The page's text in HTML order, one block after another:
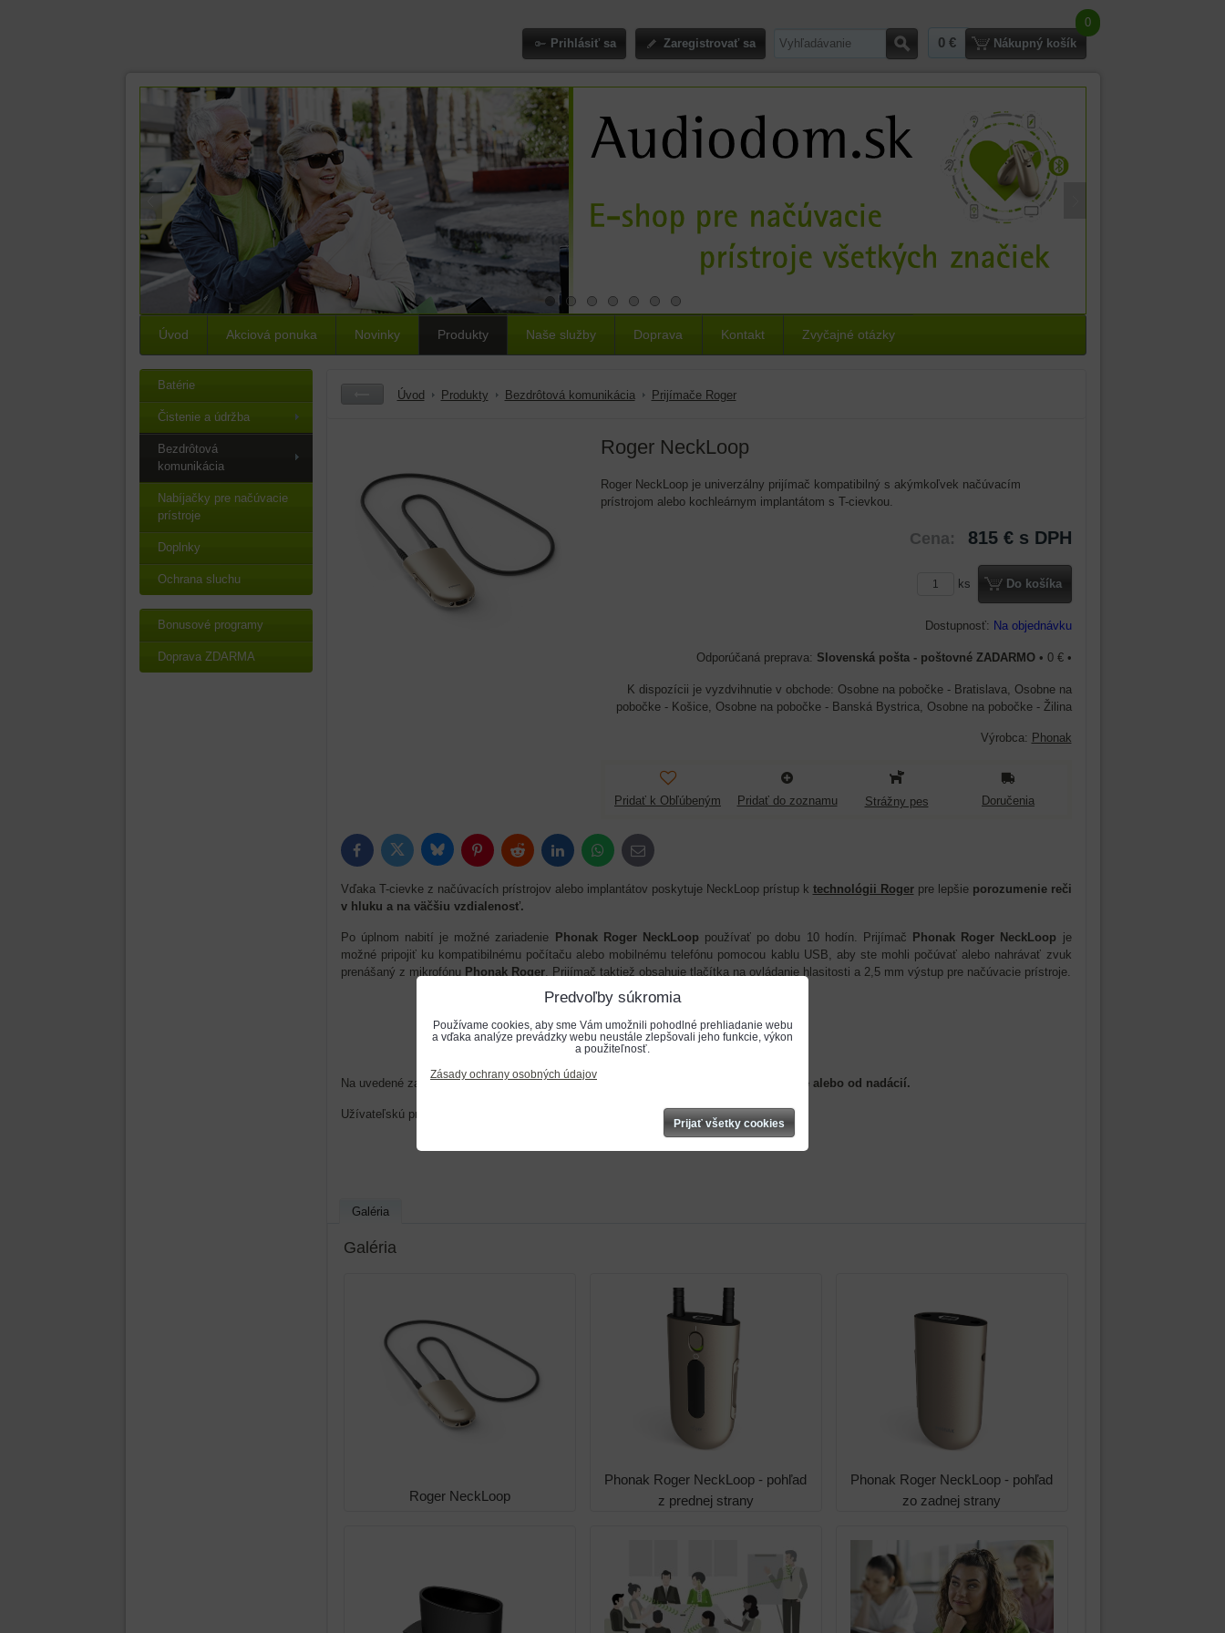
Prihlásiť sa Zaregistrovať sa Hľadať
0 €
0
Nákupný košík
Úvod Akciová ponuka Novinky Produkty Naše služby Doprava Kontakt Zvyčajné otázky
Úvod Produkty Bezdrôtová komunikácia Prijímače Roger
Roger NeckLoop
Roger NeckLoop je univerzálny prijímač kompatibilný s akýmkoľvek načúvacím
prístrojom alebo kochleárnym implantátom s T-cievkou.
Cena: 815 € s DPH
ks Do košíka
Dostupnosť: Na objednávku
Slovenská pošta - poštovné ZADARMO• 0 € •
Osobne na pobočke - Bratislava, Osobne na
pobočke - Košice, Osobne na pobočke - Banská Bystrica, Osobne na pobočke - Žilina
Výrobca: Phonak
Pridať k Obľúbeným Pridať do zoznamu Strážny pes Doručenia
FacebookTwitter BlueskyPinterestReddit LinkedInWhatsApp
E-
mail
Vďaka T-cievke z načúvacích prístrojov alebo implantátov poskytuje NeckLoop prístup k technológii Rogerpre lepšie porozumenie reči
v hluku a na väčšiu vzdialenosť.
Po úplnom nabití je možné zariadenie Phonak Roger NeckLoop používať po dobu 10 hodín. Prijímač Phonak Roger NeckLoop je
možné pripojiť ku kompatibilnému počítaču alebo mobilnému telefónu pomocou kablu USB, aby ste mohli počúvať alebo nahrávať zvuk
prenášaný z mikrofónu Phonak Roger. Prijímač taktiež obsahuje tlačítka na ovládanie hlasitosti a 2,5 mm výstup pre načúvacie prístroje.
Na uvedené zariadenie sa dá získať príspevok až 90% z predajnej ceny od Úradu práce alebo od nadácií.
Užívateľskú príručku môžete stiahnuť
Galéria
Galéria
Roger NeckLoop
Phonak Roger NeckLoop - pohľad
z prednej strany
Phonak Roger NeckLoop - pohľad
zo zadnej strany
Batérie
Čistenie a údržba
Bezdrôtová
komunikácia
Nabíjačky pre načúvacie
prístroje
Doplnky
Ochrana sluchu
Bonusové programy
Doprava ZDARMA
Predvoľby súkromia
Používame cookies, aby sme Vám umožnili pohodlné prehliadanie webu
a vďaka analýze prevádzky webu neustále zlepšovali jeho funkcie, výkon
a použiteľnosť.
Zásady ochrany osobných údajov
Prijať všetky cookies